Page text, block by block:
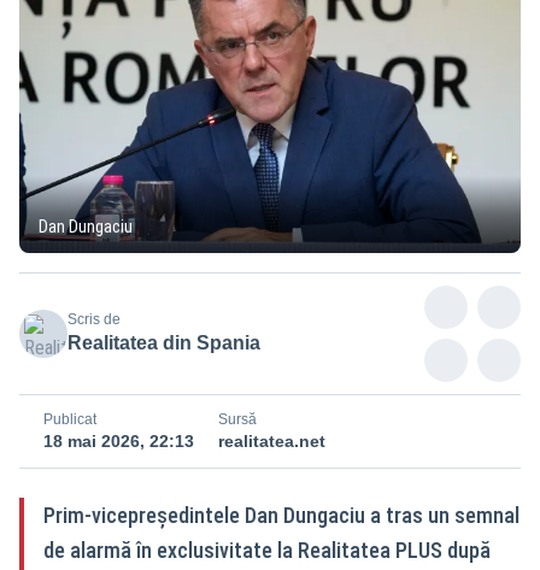
Dan Dungaciu
Scris de
Realitatea din Spania
Publicat
18 mai 2026, 22:13
Sursă
realitatea.net
Prim-vicepreședintele Dan Dungaciu a tras un semnal
de alarmă în exclusivitate la Realitatea PLUS după